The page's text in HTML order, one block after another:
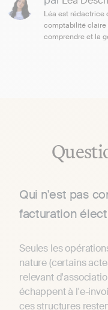
Léa est rédactrice
comptabilité claire
comprendre et la
Qui n'est pas
facturation
Seules les
nature (certains
relevant
échappent à l'e-
ces structures